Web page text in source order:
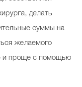
делать
суммы на
желаемого
и проще с помощью